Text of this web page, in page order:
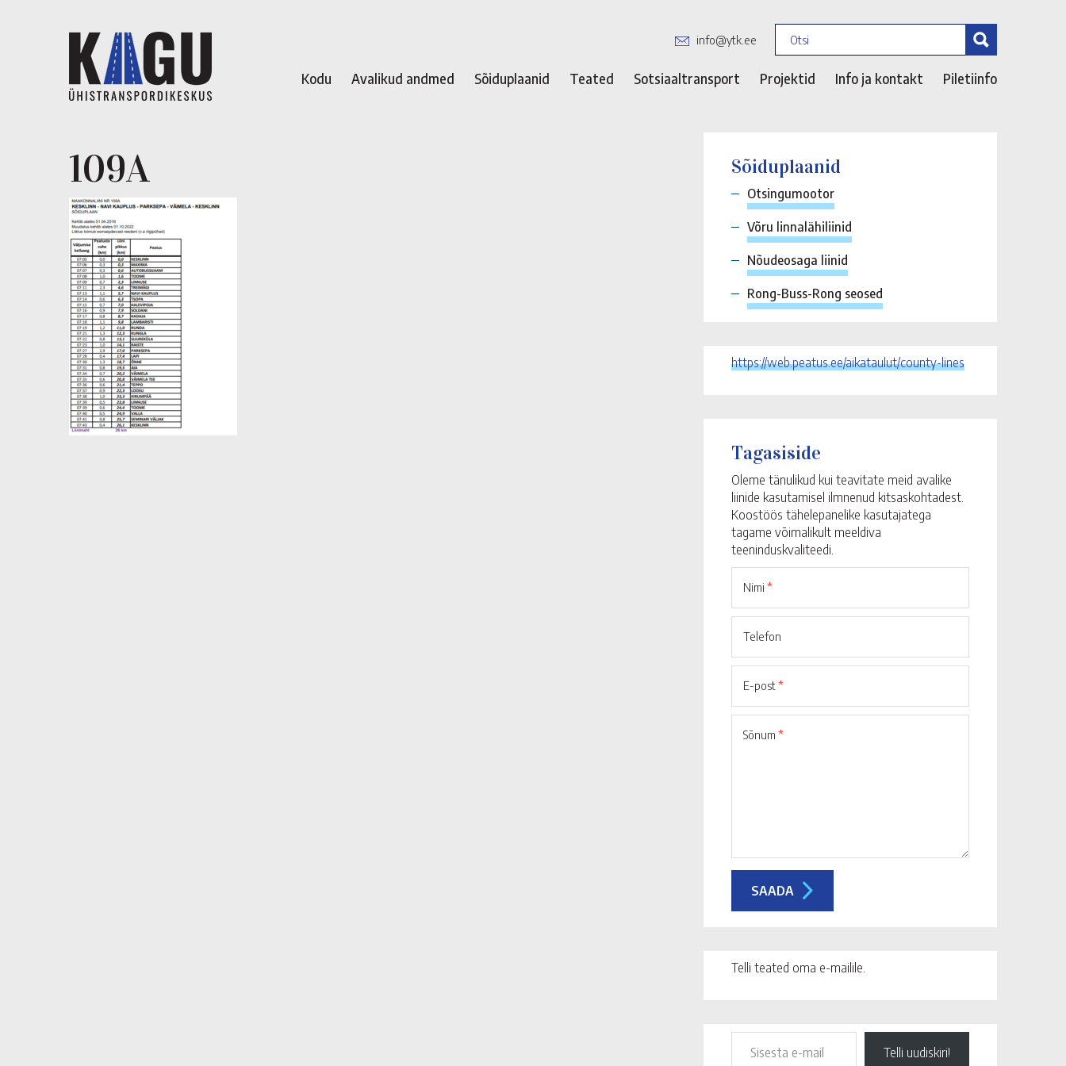
info@ytk.ee
Kodu Avalikud andmed Sõiduplaanid Teated Sotsiaaltransport Projektid Info ja kontakt Piletiinfo
109A Sõiduplaanid
Otsingumootor
Võru linnalähiliinid
Nõudeosaga liinid
Rong-Buss-Rong seosed
https://web.peatus.ee/aikataulut/county-lines
Tagasiside
Oleme tänulikud kui teavitate meid avalike
liinide kasutamisel ilmnenud kitsaskohtadest.
Koostöös tähelepanelike kasutajatega
tagame võimalikult meeldiva
teeninduskvaliteedi.
Nimi *
Telefon
E-post*
Sõnum *
Telli teated oma e-mailile.
Telli uudiskiri!